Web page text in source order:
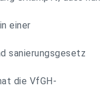
einer
sanierungsgesetz
die VfGH-